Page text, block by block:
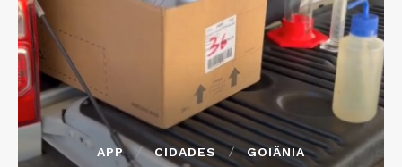
APP CIDADES GOIÂNIA